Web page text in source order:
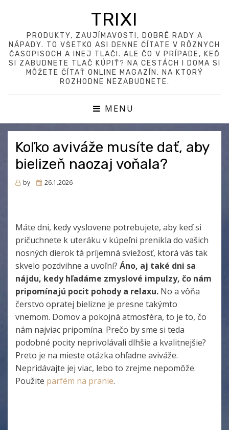
TRIXI
PRODUKTY, ZAUJÍMAVOSTI, DOBRÉ RADY A
NÁPADY. TO VŠETKO ASI DENNE ČÍTATE V RÔZNYCH
ČASOPISOCH A INEJ TLAČI. ALE ČO V PRÍPADE, KEĎ
SI ZABUDNETE TLAČ KÚPIŤ? NA CESTÁCH I DOMA SI
MÔŽETE ČÍTAŤ ONLINE MAGAZÍN, NA KTORÝ
ROZHODNE NEZABUDNETE.
MENU
Koľko aviváže musíte dať, aby
bielizeň naozaj voňala?
by
Posted
26.1.2026
Máte dni, kedy vyslovene potrebujete, aby keď si
pričuchnete k uteráku v kúpeľni prenikla do vašich
nosných dierok tá príjemná sviežosť, ktorá vás tak
skvelo pozdvihne a uvoľní? Áno, aj také dni sa
nájdu, kedy hľadáme zmyslové impulzy, čo nám
pripomínajú pocit pohody a relaxu. No a vôňa
čerstvo opratej bielizne je presne takýmto
vnemom. Domov a pokojná atmosféra, to je to, čo
nám najviac pripomína. Prečo by sme si teda
podobné pocity neprivolávali dlhšie a kvalitnejšie?
Preto je na mieste otázka ohľadne aviváže.
Nepridávajte jej viac, lebo to zrejme nepomôže.
Použite parfém na pranie.